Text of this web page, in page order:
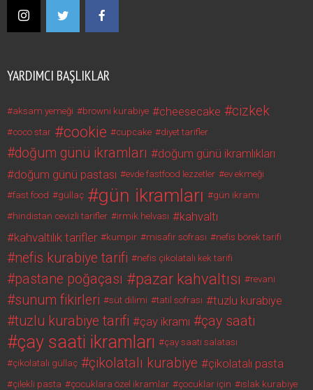
YARDIMCI BAŞLIKLAR
aksam yemeği browni kurabiye cheesecake cizkek
coco star cookie cupcake diyet tarifler
doğum günü ikramları
doğum günü ikramlıkları
doğum günü pastası
evde fastfood lezzetler
ev ekmeği
fast food
güllaç gün ikramları
gün ikramı
hindistan cevizli tarifler
irmik helvası
kahvaltı
kahvaltılık tarifler
kumpir misafir sofrası nefis börek tarifi
nefis kurabiye tarifi nefis çikolatalı kek tarifi
pastane poğaçası pazar kahvaltısı revani
sunum fikirleri süt dilimi tatil sofrası tuzlu kurabiye
tuzlu kurabiye tarifi çay ikramı çay saati
çay saati ikramları
çay saati salatası
çikolatalı güllaç
çikolatalı kurabiye çikolatalı pasta
çilekli pasta çocuklara özel ikramlar çocuklar için ıslak kurabiye